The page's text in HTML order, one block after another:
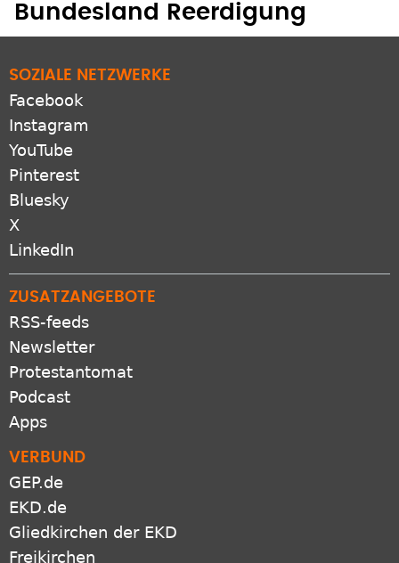
Bundesland Reerdigung
SOZIALE NETZWERKE
Facebook
Instagram
YouTube
Pinterest
Bluesky
X
LinkedIn
ZUSATZANGEBOTE
RSS-feeds
Newsletter
Protestantomat
Podcast
Apps
VERBUND
GEP.de
EKD.de
Gliedkirchen der EKD
Freikirchen